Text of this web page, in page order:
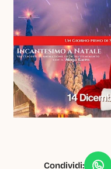
Condividi: